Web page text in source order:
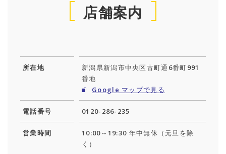
店舗案内
所在地
新潟県新潟市中央区古町通6番町991
番地
Google マップで見る
電話番号 0120-286-235
営業時間
10:00～19:30 年中無休（元旦を除
く）